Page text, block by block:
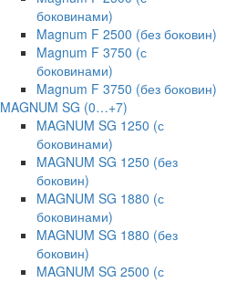
боковинами)
Magnum F 2500 (без боковин)
Magnum F 3750 (с
боковинами)
Magnum F 3750 (без боковин)
MAGNUM SG (0…+7)
MAGNUM SG 1250 (с
боковинами)
MAGNUM SG 1250 (без
боковин)
MAGNUM SG 1880 (с
боковинами)
MAGNUM SG 1880 (без
боковин)
MAGNUM SG 2500 (с